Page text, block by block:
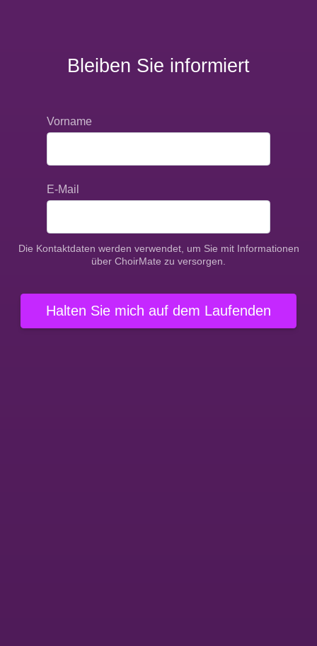
Bleiben Sie informiert
Vorname
E-Mail
Die Kontaktdaten werden verwendet, um Sie mit Informationen
über ChoirMate zu versorgen.
Halten Sie mich auf dem Laufenden